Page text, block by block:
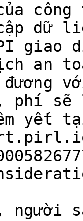
dữ
giao
an
phí
yết
người